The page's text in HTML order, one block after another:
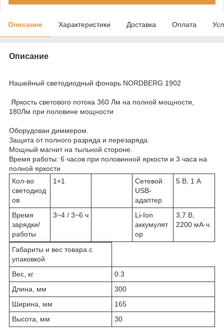
Описание Характеристики Доставка Оплата
Описание
Нашейный светодиодный фонарь NORDBERG 1902
Яркость светового потока 360 Лм на полной мощности,
180Лм при половине мощности
Оборудован диммером.
Защита от полного разряда и перезаряда.
Мощный магнит на тыльной стороне.
Время работы: 6 часов при половинной яркости и 3 часа на
полной яркости
Кол-во
светодиод
ов
1+1
Сетевой
USB-
адаптер
5 В, 1 А
Время
зарядки/
работы
3~4 / 3~6 ч
Li-Ion
аккумулят
ор
3,7 В,
2200 мА·ч
Габариты и вес товара с
упаковкой
Вес, кг
0.3
Длина, мм
300
Ширина, мм
165
Высота, мм
30